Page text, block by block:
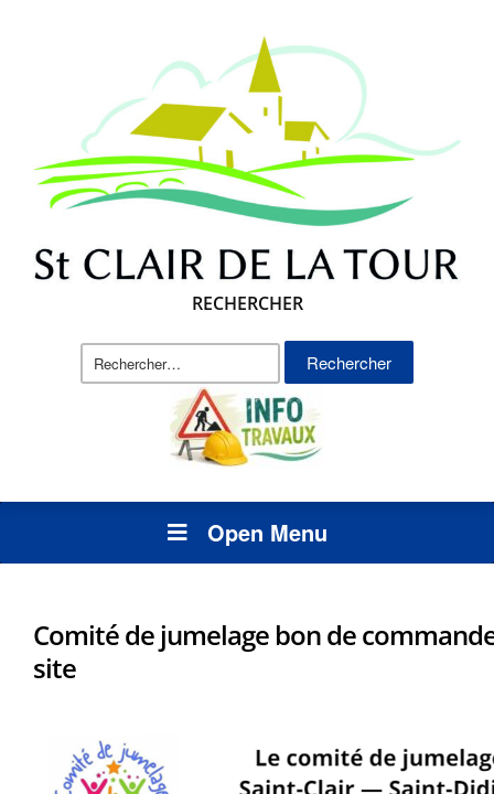
RECHERCHER
Rechercher :
Open Menu
Comité de jumelage bon de
site